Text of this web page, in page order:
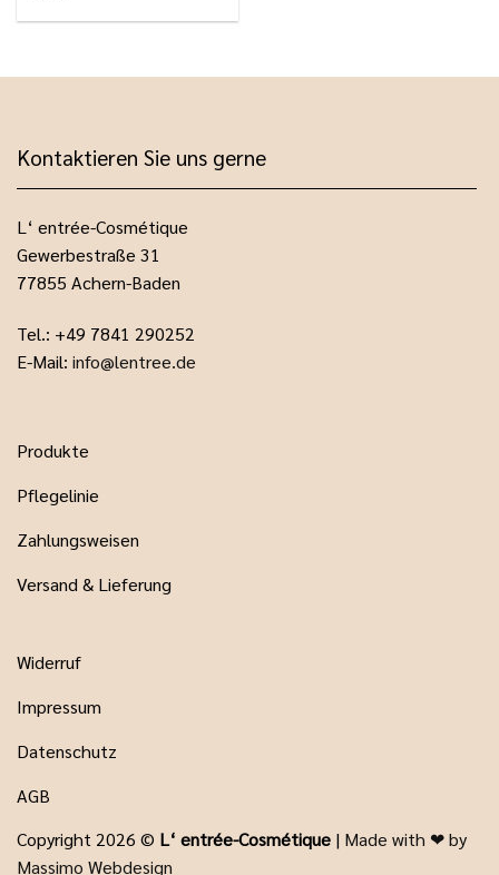
Kontaktieren Sie uns gerne
L‘ entrée-Cosmétique
Gewerbestraße 31
77855 Achern-Baden
Tel.: +49 7841 290252
E-Mail: info@lentree.de
Produkte
Pflegelinie
Zahlungsweisen
Versand & Lieferung
Widerruf
Impressum
Datenschutz
AGB
Copyright 2026 © L‘ entrée-Cosmétique | Made with ❤ by
Massimo Webdesign